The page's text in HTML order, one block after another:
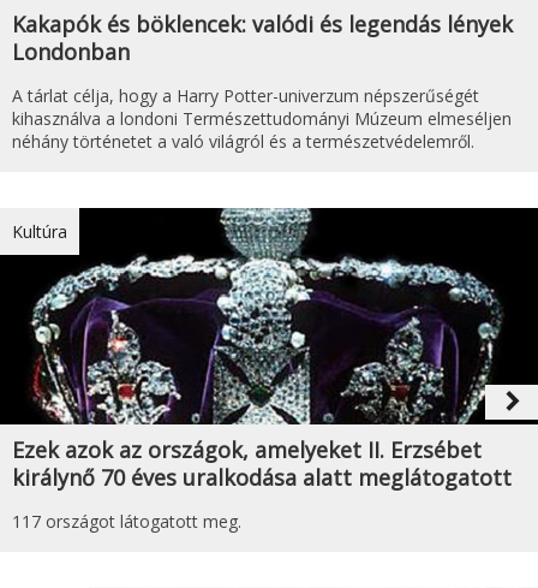
Kakapók és böklencek: valódi és legendás lények
Londonban
A tárlat célja, hogy a Harry Potter-univerzum népszerűségét
kihasználva a londoni Természettudományi Múzeum elmeséljen
néhány történetet a való világról és a természetvédelemről.
Kultúra
navigate_next
Ezek azok az országok, amelyeket II. Erzsébet
királynő 70 éves uralkodása alatt meglátogatott
117 országot látogatott meg.